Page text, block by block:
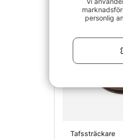
Tafssträckare
personlig